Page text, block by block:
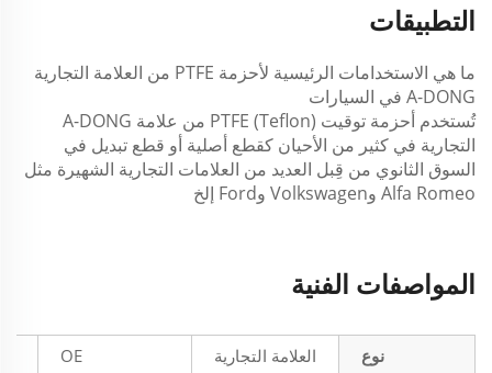
التطبيقات
ما هي الاستخدامات الرئيسية لأحزمة PTFE من العلامة التجارية
A-DONG في السيارات
تُستخدم أحزمة توقيت PTFE (Teflon) من علامة A-DONG
التجارية في كثير من الأحيان كقطع أصلية أو قطع تبديل في
السوق الثانوي من قِبل العديد من العلامات التجارية الشهيرة مثل
Alfa Romeo وVolkswagen وFord إلخ
المواصفات الفنية
نوع العلامة التجارية OE